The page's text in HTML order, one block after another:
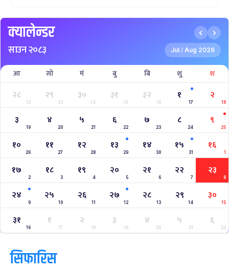
क्यालेन्डर
साउन २०८३ Jul / Aug 2026
आ सो मं बु बि शु श
२८
12
२९
13
३०
14
३१
15
३२
16
१
17
२
18
३
19
४
20
५
21
६
22
७
23
८
24
९
25
१०
26
११
27
१२
28
१३
29
१४
30
१५
31
१६
1
१७
2
१८
3
१९
4
२०
5
२१
6
२२
7
२३
8
२४
9
२५
10
२६
11
२७
12
२८
13
२९
14
३०
15
३१
16
१
17
२
18
३
19
४
20
५
21
६
22
सिफारिस